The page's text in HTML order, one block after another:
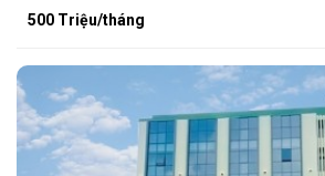
500 Triệu/tháng